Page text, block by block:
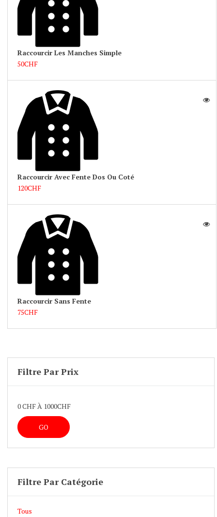
Raccourcir Les Manches Simple
50CHF
Raccourcir Avec Fente Dos Ou Coté
120CHF
Raccourcir Sans Fente
75CHF
Filtre Par Prix
0CHF À 1000CHF
Filtre Par Catégorie
Tous